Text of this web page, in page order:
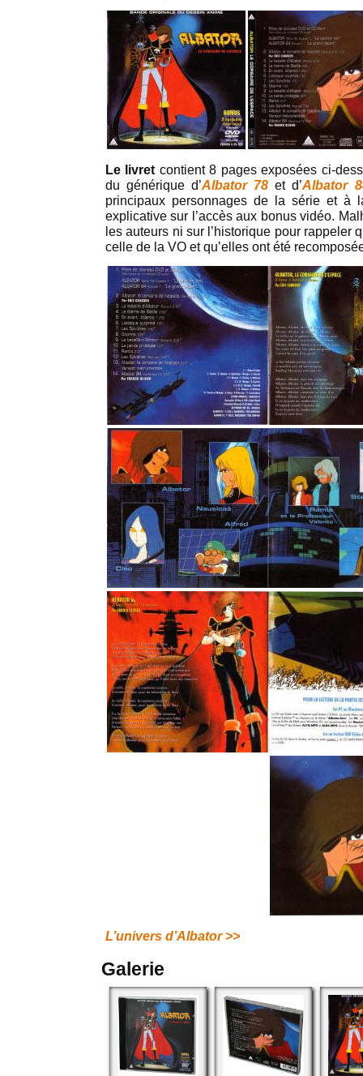
Le livret contient 8 pages exposées ci-
du générique d’Albator 78 et d’Albator
principaux personnages de la série et à
explicative sur l’accès aux bonus vidéo.
les auteurs ni sur l’historique pour rappeler
celle de la VO et qu’elles ont été
L’univers d’Albator >>
Galerie